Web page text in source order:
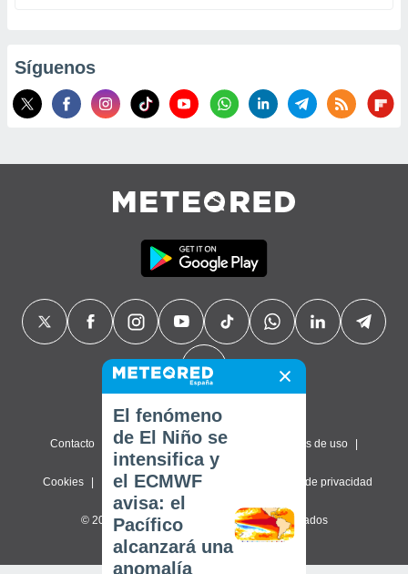
Síguenos
Contacto Sobre nosotros FAQ Términos de uso
Cookies Política de privacidad Configuración de privacidad
© 2026 Meteored. Todos los derechos reservados
El fenómeno
de El Niño se
intensifica y
el ECMWF
avisa: el
Pacífico
alcanzará una
anomalía